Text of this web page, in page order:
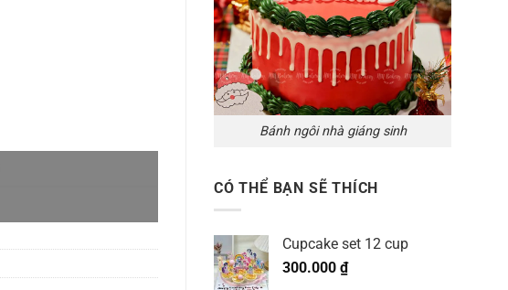
Bánh ngôi nhà giáng sinh
CÓ THỂ BẠN SẼ THÍCH
Cupcake set 12 cup
300.000 ₫